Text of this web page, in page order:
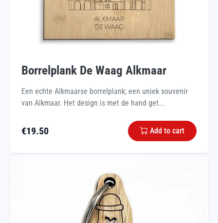
Borrelplank De Waag Alkmaar
Een echte Alkmaarse borrelplank; een uniek souvenir
van Alkmaar. Het design is met de hand get...
€19.50 Add to cart